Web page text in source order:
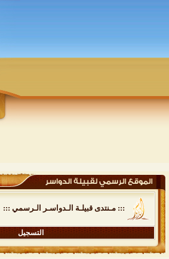
::: مـنتدى قبيلـة الـدواسـر الـرسمي :::
التسجيل